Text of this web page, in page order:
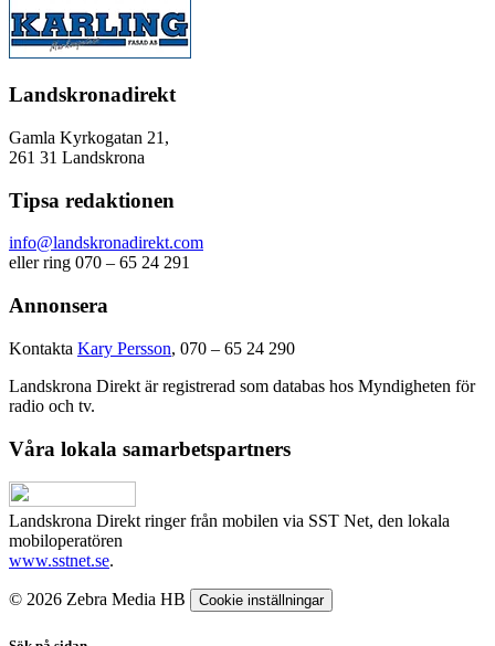
Landskronadirekt
Gamla Kyrkogatan 21,
261 31 Landskrona
Tipsa redaktionen
info@landskronadirekt.com
eller ring 070 – 65 24 291
Annonsera
Kontakta Kary Persson, 070 – 65 24 290
Landskrona Direkt är registrerad som databas hos Myndigheten för
radio och tv.
Våra lokala samarbetspartners
Landskrona Direkt ringer från mobilen via SST Net, den lokala
mobiloperatören
www.sstnet.se.
© 2026 Zebra Media HB Cookie inställningar